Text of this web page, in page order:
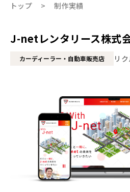
トップ 制作実績
J-netレンタリース株式
カーディーラー・自動車販売店 リ